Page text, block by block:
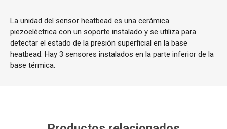
La unidad del sensor heatbead es una cerámica
piezoeléctrica con un soporte instalado y se utiliza para
detectar el estado de la presión superficial en la base
heatbead. Hay 3 sensores instalados en la parte inferior de la
base térmica.